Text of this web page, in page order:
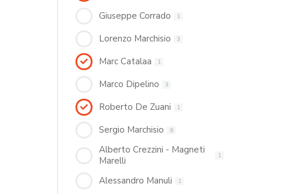
Giuseppe Corrado 1
Lorenzo Marchisio 3
Marc Catalaa 1
Marco Dipelino 3
Roberto De Zuani 1
Sergio Marchisio 6
Alberto Crezzini - Magneti
Marelli
1
Alessandro Manuli 1